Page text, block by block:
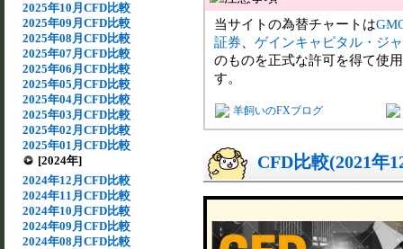
2025年10月CFD比較
2025年09月CFD比較
2025年08月CFD比較
2025年07月CFD比較
2025年06月CFD比較
2025年05月CFD比較
2025年04月CFD比較
2025年03月CFD比較
2025年02月CFD比較
2025年01月CFD比較
[2024年]
2024年12月CFD比較
2024年11月CFD比較
2024年10月CFD比較
2024年09月CFD比較
2024年08月CFD比較
当サイトの為替チャートは
証券
ゲインキャピタル・ジ
のものを正式な許可を得て使
す。
羊飼いのFXブログ
CFD比較(2021年